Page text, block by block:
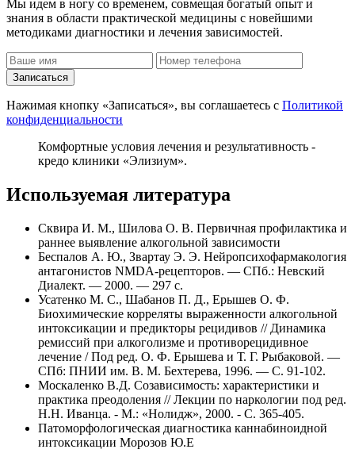
Мы идем в ногу со временем, совмещая богатый опыт и
знания в области практической медицины с новейшими
методиками диагностики и лечения зависимостей.
Записаться
Нажимая кнопку «Записаться», вы соглашаетесь с Политикой
конфиденциальности
Комфортные условия лечения и результативность -
кредо клиники «Элизиум».
Используемая литература
Сквира И. М., Шилова О. В. Первичная профилактика и
раннее выявление алкогольной зависимости
Беспалов А. Ю., Звартау Э. Э. Нейропсихофармакология
антагонистов NMDA-рецепторов. — СПб.: Невский
Диалект. — 2000. — 297 с.
Усатенко М. С., Шабанов П. Д., Ерышев О. Ф.
Биохимические корреляты выраженности алкогольной
интоксикации и предикторы рецидивов // Динамика
ремиссий при алкоголизме и противорецидивное
лечение / Под ред. О. Ф. Ерышева и Т. Г. Рыбаковой. —
СПб: ПНИИ им. В. М. Бехтерева, 1996. — С. 91-102.
Москаленко В.Д. Созависимость: характеристики и
практика преодоления // Лекции по наркологии под ред.
Н.Н. Иванца. - М.: «Нолидж», 2000. - С. 365-405.
Патоморфологическая диагностика каннабиноидной
интоксикации Морозов Ю.Е